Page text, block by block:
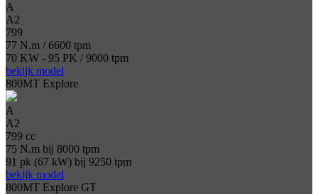
A
A2
799
77 N.m / 6600 tpm
70 KW - 95 PK / 9000 tpm
bekijk model
800MT Explore
A
A2
799 cc
75 N.m bij 8000 tpm
91 pk (67 kW) bij 9250 tpm
bekijk model
800MT Explore GT